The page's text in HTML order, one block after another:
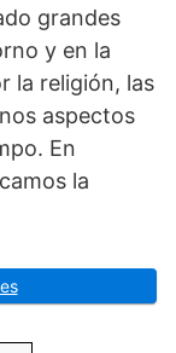
grandes
y en la
la religión, las
aspectos
En
la